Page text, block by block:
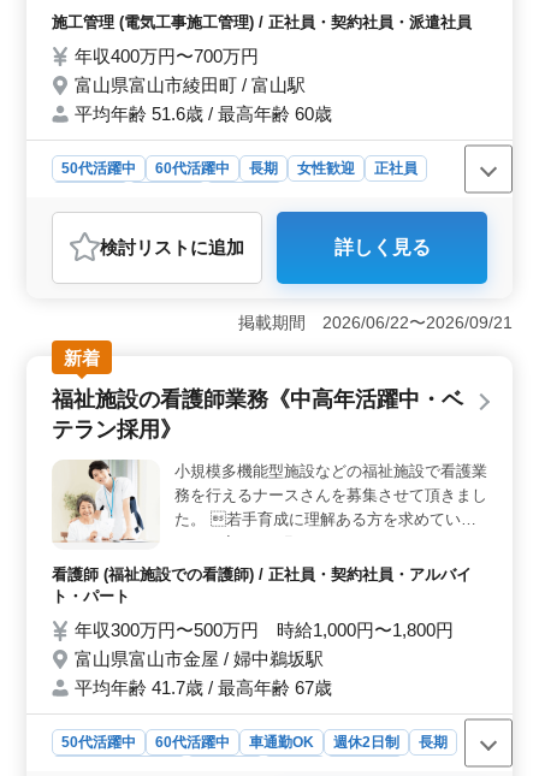
るため、スキルアップも期待できます。給与水準も魅力
で、長期的に安定したキャリアを築けます。
図の作成 ・工事の工程、品質、安全管理 ・
者、是非ご応募ください! 50代、60代の方も
歓迎です。 【有資格者優遇】 ・1級電気工
事施工管理技士 ・2級電気工事施工管理技士
施工管理 (電気工事施工管理) / 正社員・契約社員・派遣社員
年収400万円〜700万円
富山県富山市綾田町 / 富山駅
平均年齢 51.6歳 / 最高年齢 60歳
50代活躍中 60代活躍中 長期 女性歓迎
正社員
おすすめポイント
＜安定した雇用環境＞ 正社員・契約社員・派遣社員と
いった多様な雇用形態を用意しており、幅広い層が活躍
り、長期的な安定した雇用が期待できます。 ＜キャ
リアアップの機会＞ 経験者を積極的に求め、経験者優
遇の方針を採用しています。更なるスキルアップや資格
取得を目指す方にとって、成長の機会が豊富にあるのが
魅力です。 ＜働きやすい環境＞ 週5日の勤務で土日
祝が休みという働きやすい環境を提供しています。ま
た、平均年齢が51.6歳という中高年が活躍する環境であ
り、経験豊富な方々との交流も期待できます。
検討リスト に追加 詳しく見る
掲載期間 2026/06/22〜2026/09/21
新着
福祉施設の看護師業務《中高年活躍中・ベ
テラン採用》
小規模多機能型施設などの福祉施設で看護業
務を行えるナースさんを募集させて頂きまし
た。 若手育成に理解ある方を求めていま
すので宜しくお願いいたします。 ・バイタ
ルチェック ・配薬準備、与薬 ・簡単な医療
助 ・ベッドメイキング ☆50代以上採用実績
あり ☆交通費実費支給 ☆即日勤務可能 ☆日
勤のみ、夜勤のみ希望対応可能
看護師 (福祉施設での看護師) / 正社員・契約社員・アルバイ
ト・パート
年収300万円〜500万円 時給1,000円〜1,800円
富山県富山市金屋 / 婦中鵜坂駅
平均年齢 41.7歳 / 最高年齢 67歳
50代活躍中 60代活躍中 車通勤OK 週休2日制
長期